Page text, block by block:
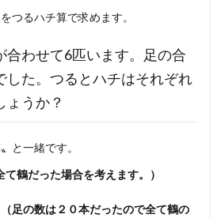
つるハチ算で求めます。
合わせて6匹います。足の合
した。つるとハチはそれぞれ
ょうか？
と一緒です。
て鶴だった場合を考えます。）
の数は２０本だったので全て鶴の